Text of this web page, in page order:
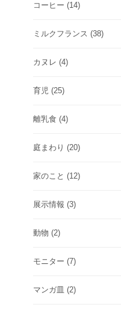
コーヒー (14)
ミルクフランス (38)
カヌレ (4)
育児 (25)
離乳食 (4)
庭まわり (20)
家のこと (12)
展示情報 (3)
動物 (2)
モニター (7)
マンガ皿 (2)